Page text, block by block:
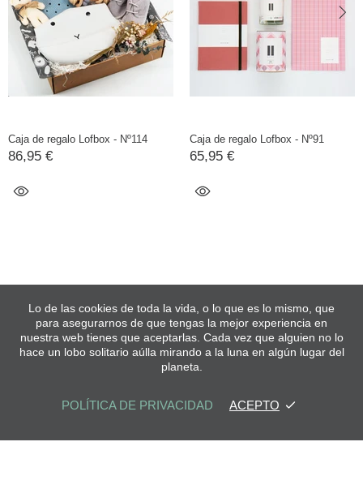
Caja de regalo Lofbox - Nº114
86,95 €
Caja de regalo Lofbox - Nº91
65,95 €
Lo de las cookies de toda la vida, o lo que es lo mismo, que
para asegurarnos de que tengas la mejor experiencia en
nuestra web tienes que aceptarlas. Cada vez que alguien no lo
hace un lobo solitario aúlla mirando a la luna en algún lugar del
planeta.
POLÍTICA DE PRIVACIDAD ACEPTO